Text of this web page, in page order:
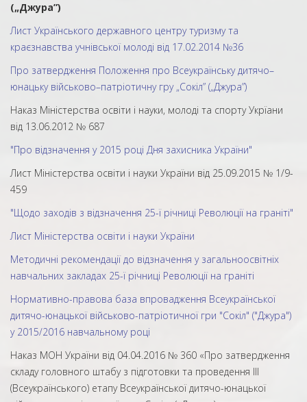
(„Джура”)
Лист Українського державного центру туризму та
краєзнавства учнівської молоді від 17.02.2014 №36
Про затвердження Положення про Всеукраїнську дитячо–
юнацьку військово–патріотичну гру „Сокіл” („Джура”)
Наказ Міністерства освіти і науки, молоді та спорту Укрїани
від 13.06.2012 № 687
"Про відзначення у 2015 році Дня захисника України"
Лист Міністерства освіти і науки України від 25.09.2015 № 1/9-
459
"Щодо заходів з відзначення 25-ї річниці Революції на граніті"
Лист Міністерства освіти і науки України
Методичні рекомендації до відзначення у загальноосвітніх
навчальних закладах 25-ї річниці Революції на граніті
Нормативно-правова база впровадження Всеукраїнської
дитячо-юнацької військово-патріотичної гри "Сокіл" ("Джура")
у 2015/2016 навчальному році
Наказ МОН України від 04.04.2016 № 360 «Про затвердження
складу головного штабу з підготовки та проведення ІІІ
(Всеукраїнського) етапу Всеукраїнської дитячо-юнацької